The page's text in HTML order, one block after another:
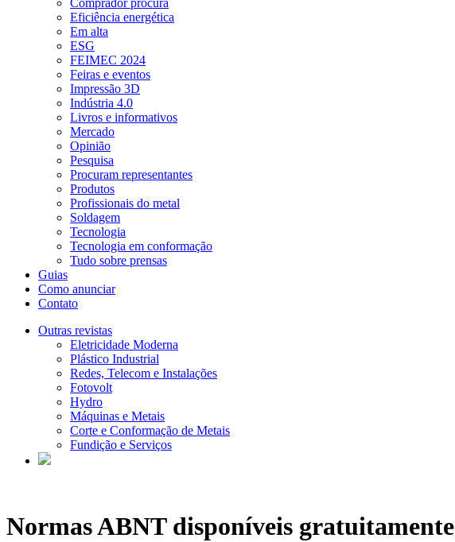
Comprador procura
Eficiência energética
Em alta
ESG
FEIMEC 2024
Feiras e eventos
Impressão 3D
Indústria 4.0
Livros e informativos
Mercado
Opinião
Pesquisa
Procuram representantes
Produtos
Profissionais do metal
Soldagem
Tecnologia
Tecnologia em conformação
Tudo sobre prensas
Guias
Como anunciar
Contato
Outras revistas
Eletricidade Moderna
Plástico Industrial
Redes, Telecom e Instalações
Fotovolt
Hydro
Máquinas e Metais
Corte e Conformação de Metais
Fundição e Serviços
Normas ABNT disponíveis gratuitamente